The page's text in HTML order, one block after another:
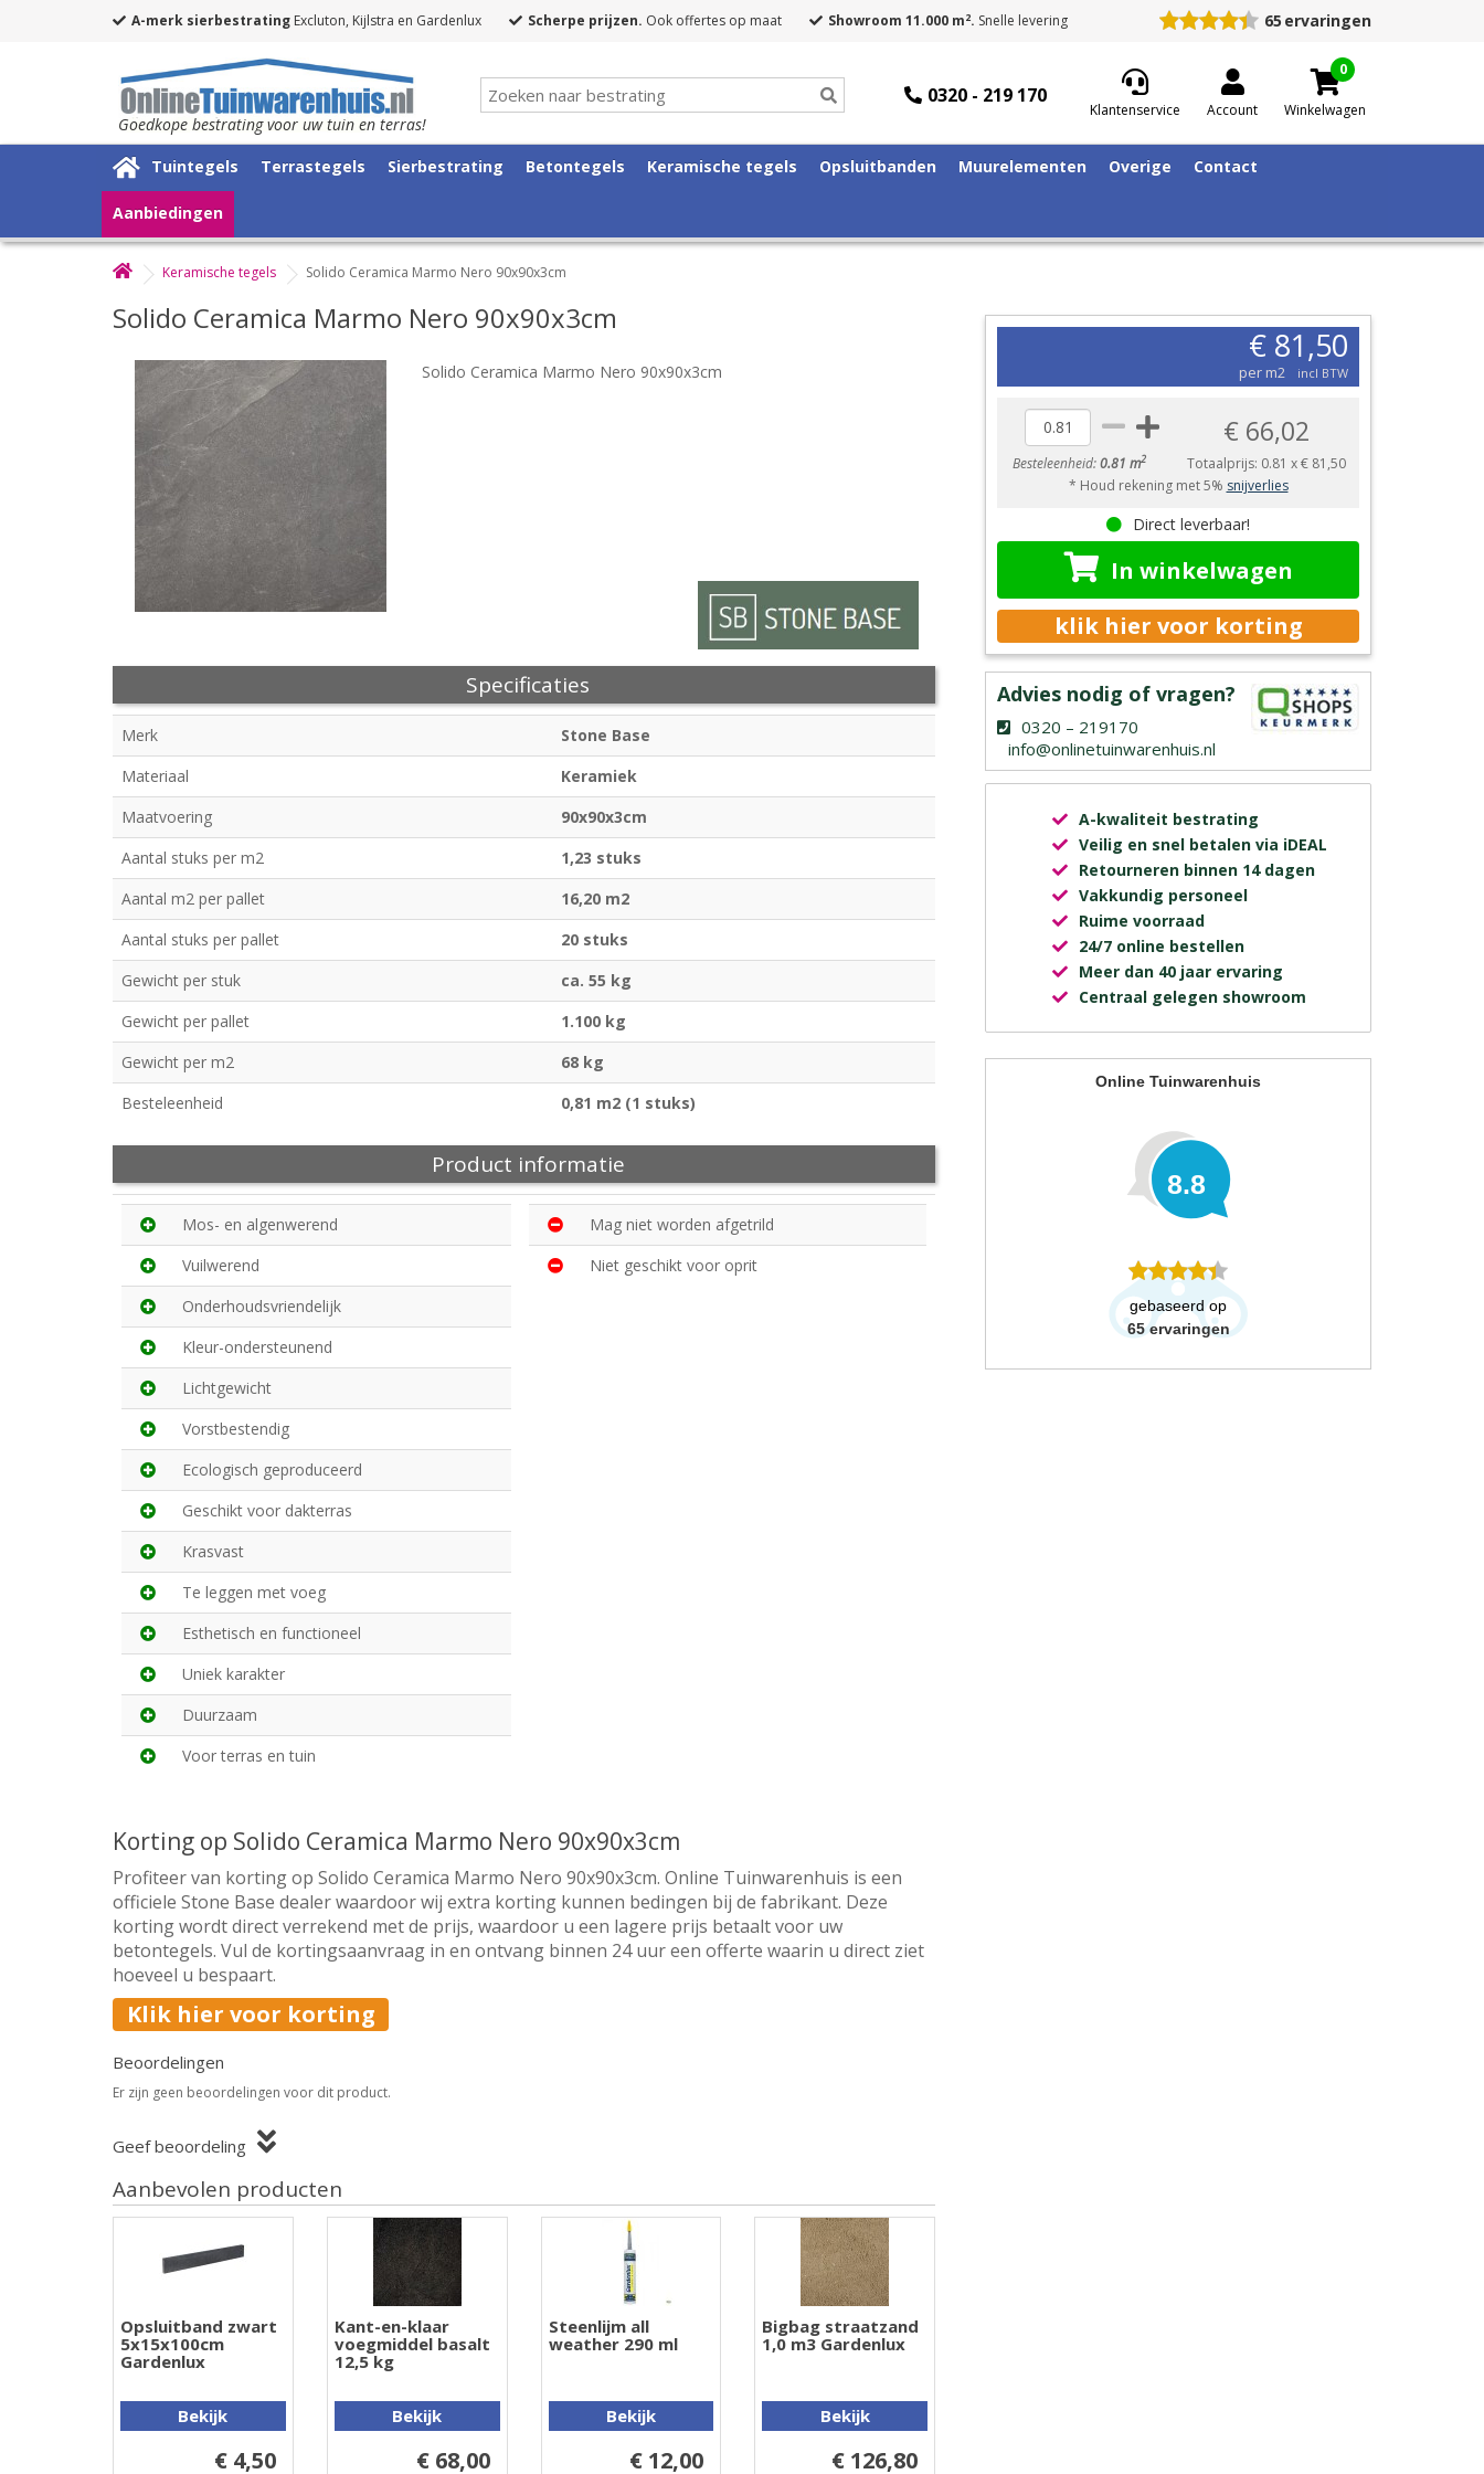
A-merk sierbestrating Excluton, Kijlstra en Gardenlux Scherpe prijzen. Ook offertes op maat Showroom 11.000 m2. Snelle levering 65 ervaringen
Goedkope bestrating voor uw tuin en terras!
0320 - 219 170
Klantenservice Account
0
Winkelwagen
Tuintegels Terrastegels Sierbestrating Betontegels Keramische tegels Opsluitbanden Muurelementen Overige Contact
Aanbiedingen
Keramische tegels Solido Ceramica Marmo Nero 90x90x3cm
Solido Ceramica Marmo Nero 90x90x3cm
Solido Ceramica Marmo Nero 90x90x3cm
Specificaties
Merk
Stone Base
Materiaal
Keramiek
Maatvoering
90x90x3cm
Aantal stuks per m2
1,23 stuks
Aantal m2 per pallet
16,20 m2
Aantal stuks per pallet
20 stuks
Gewicht per stuk
ca. 55 kg
Gewicht per pallet
1.100 kg
Gewicht per m2
68 kg
Besteleenheid
0,81 m2 (1 stuks)
Product informatie
Mos- en algenwerend
Vuilwerend
Onderhoudsvriendelijk
Kleur-ondersteunend
Lichtgewicht
Vorstbestendig
Ecologisch geproduceerd
Geschikt voor dakterras
Krasvast
Te leggen met voeg
Esthetisch en functioneel
Uniek karakter
Duurzaam
Voor terras en tuin
Mag niet worden afgetrild
Niet geschikt voor oprit
Korting op Solido Ceramica Marmo Nero 90x90x3cm
Profiteer van korting op Solido Ceramica Marmo Nero 90x90x3cm. Online Tuinwarenhuis is een
officiele Stone Base dealer waardoor wij extra korting kunnen bedingen bij de fabrikant. Deze
korting wordt direct verrekend met de prijs, waardoor u een lagere prijs betaalt voor uw
betontegels. Vul de kortingsaanvraag in en ontvang binnen 24 uur een offerte waarin u direct ziet
hoeveel u bespaart.
Klik hier voor korting
Beoordelingen
Er zijn geen beoordelingen voor dit product.
Geef beoordeling
Aanbevolen producten
Opsluitband zwart
5x15x100cm
Gardenlux
Bekijk
€ 4,50
Kant-en-klaar
voegmiddel basalt
12,5 kg
Bekijk
€ 68,00
Steenlijm all
weather 290 ml
Bekijk
€ 12,00
Bigbag straatzand
1,0 m3 Gardenlux
Bekijk
€ 126,80
€ 81,50
per m2 incl BTW
Besteleenheid:0.81 m2
€ 66,02
Totaalprijs: 0.81 x€ 81,50
* Houd rekening met 5% snijverlies
Direct leverbaar!
In winkelwagen
klik hier voor korting
Advies nodig of vragen?
0320 – 219170
info@onlinetuinwarenhuis.nl
A-kwaliteit bestrating
Veilig en snel betalen via iDEAL
Retourneren binnen 14 dagen
Vakkundig personeel
Ruime voorraad
24/7 online bestellen
Meer dan 40 jaar ervaring
Centraal gelegen showroom
Online Tuinwarenhuis
8.8
gebaseerd op
65 ervaringen